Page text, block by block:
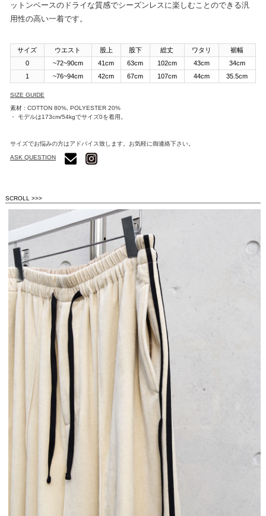
ットンベースのドライな質感でシーズンレスに楽しむことのできる汎
用性の高い一着です。
サイズ ウエスト 股上 股下 総丈 ワタリ
裾幅
0
~72~90cm 41cm 63cm 102cm 43cm
34cm
1
~76~94cm 42cm 67cm 107cm 44cm 35.5cm
SIZE GUIDE
素材 : COTTON 80%, POLYESTER 20%
・ モデルは173cm/54kgでサイズ0を着用。
サイズでお悩みの方はアドバイス致します。お気軽に御連絡下さい。
ASK QUESTION
SCROLL >>>